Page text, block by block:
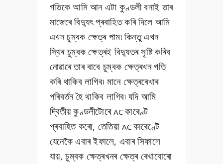
গতিকে আমি আন এটা কুণ্ডলী বনাই তাৰ
মাজেৰে বিদ্যুৎ প্ৰবাহিত কৰি দিলে আমি
এখন চুম্বক ক্ষেত্ৰ পাম৷ কিন্তু এখন
স্থিৰ চুম্বক ক্ষেত্ৰই বিদ্যুতৰ সৃষ্টি কৰিব
নোৱাৰে তাৰ বাবে চুম্বক ক্ষেত্ৰখন গতি
কৰি থাকিব লাগিব৷ মানে ক্ষেত্ৰৰেখাৰ
পৰিবৰ্তন হৈ থাকিব লাগিব৷ যদি আমি
দ্বিতীয় কুণ্ডলীটোৰেACকাৰেণ্ট
প্ৰবাহিত কৰো, তেতিয়াACকাৰেণ্টে
যেনেকৈ এবাৰ ইফালে, এবাৰ সিফালে
যায়, চুম্বক ক্ষেত্ৰখনৰ ক্ষেত্ৰ ৰেখাবোৰো